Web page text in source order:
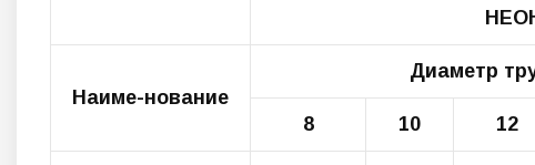
Наиме-нование
Диаметр
8 10 12